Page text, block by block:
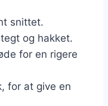
snittet.
og hakket.
for en rigere
for at give en